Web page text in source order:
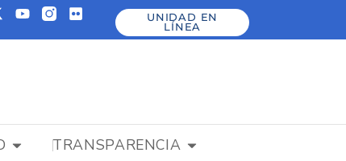
UNIDAD EN
LÍNEA
TRANSPARENCIA